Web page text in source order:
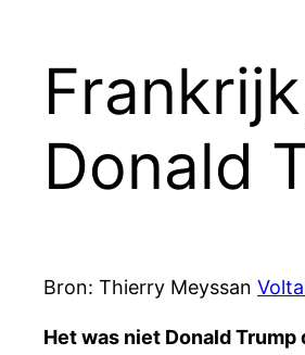
Donald
Bron: Thierry Meyssan
Het was niet Donald